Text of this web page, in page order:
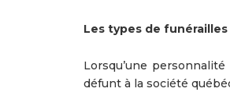
Les types de funérailles
Lorsqu’une
défunt à la société